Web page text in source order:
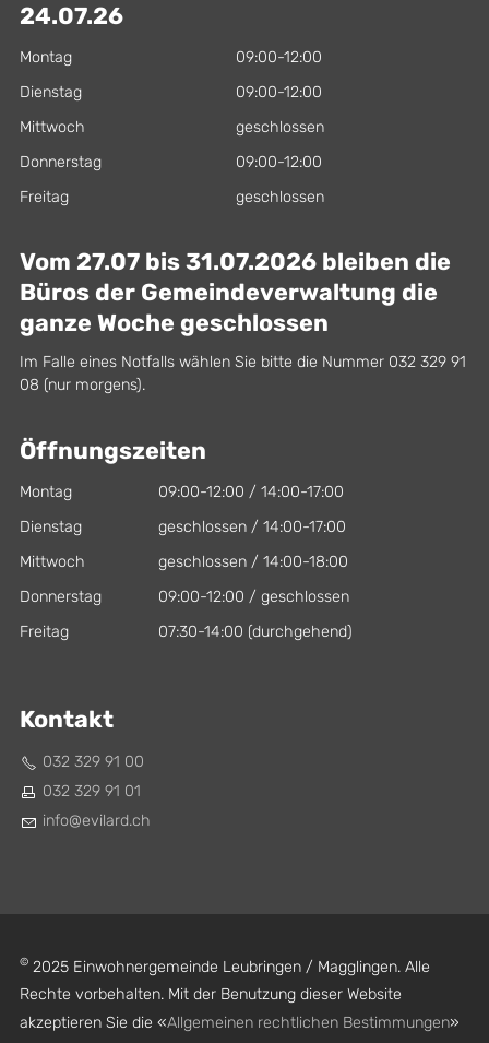
24.07.26
Montag
09:00-12:00
Dienstag
09:00-12:00
Mittwoch
geschlossen
Donnerstag
09:00-12:00
Freitag
geschlossen
Vom 27.07 bis 31.07.2026 bleiben die
Büros der Gemeindeverwaltung die
ganze Woche geschlossen
Im Falle eines Notfalls wählen Sie bitte die Nummer 032 329 91
08 (nur morgens).
Öffnungszeiten
Montag
09:00-12:00 / 14:00-17:00
Dienstag
geschlossen / 14:00-17:00
Mittwoch
geschlossen / 14:00-18:00
Donnerstag
09:00-12:00 / geschlossen
Freitag
07:30-14:00 (durchgehend)
Kontakt
032 329 91 00
032 329 91 01
nf
v l rd ch
© 2025 Einwohnergemeinde Leubringen / Magglingen. Alle
Rechte vorbehalten. Mit der Benutzung dieser Website
akzeptieren Sie die «Allgemeinen rechtlichen Bestimmungen»